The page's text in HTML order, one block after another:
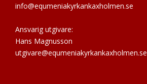
info@equmeniakyrkankaxholmen.se
Ansvarig utgivare:
Hans Magnusson
utgivare@equmeniakyrkankaxholmen.se